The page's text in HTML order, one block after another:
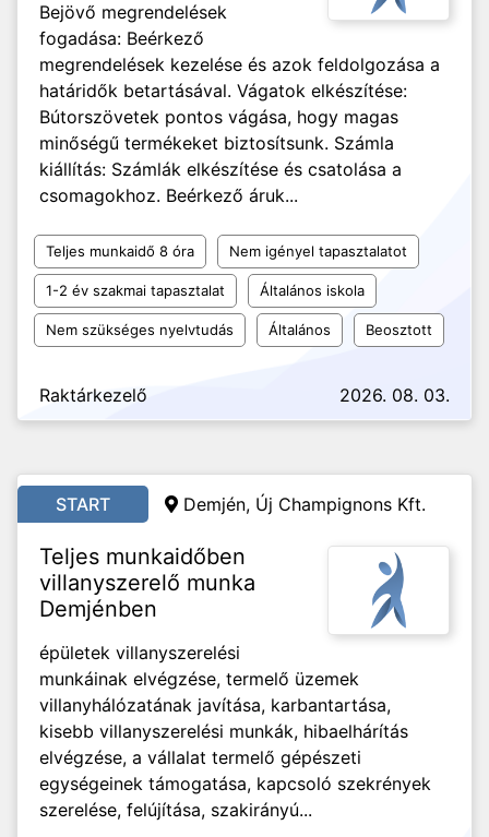
Bejövő megrendelések
fogadása: Beérkező
megrendelések kezelése és azok feldolgozása a
határidők betartásával. Vágatok elkészítése:
Bútorszövetek pontos vágása, hogy magas
minőségű termékeket biztosítsunk. Számla
kiállítás: Számlák elkészítése és csatolása a
csomagokhoz. Beérkező áruk...
Teljes munkaidő 8 óra Nem igényel tapasztalatot
1-2 év szakmai tapasztalat Általános iskola
Nem szükséges nyelvtudás Általános Beosztott
Raktárkezelő 2026. 08. 03.
START Demjén, Új Champignons Kft.
Teljes munkaidőben
villanyszerelő munka
Demjénben
épületek villanyszerelési
munkáinak elvégzése, termelő üzemek
villanyhálózatának javítása, karbantartása,
kisebb villanyszerelési munkák, hibaelhárítás
elvégzése, a vállalat termelő gépészeti
egységeinek támogatása, kapcsoló szekrények
szerelése, felújítása, szakirányú...